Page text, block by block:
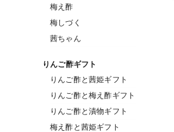
梅え酢
梅しづく
茜ちゃん
りんご酢ギフト
りんご酢と茜姫ギフト
りんご酢と梅え酢ギフト
りんご酢と漬物ギフト
梅え酢と茜姫ギフト